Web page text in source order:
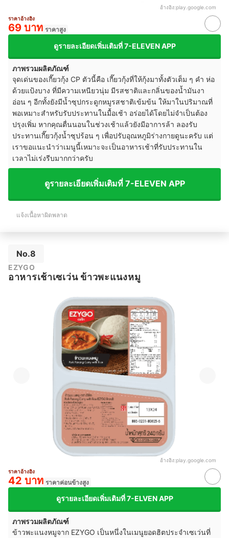
อ้างอิง:play.google.com
ราคาอ้างอิง
69 บาท ราคาสูง
ดูรายละเอียดเพิ่มเติมที่ 7-ELEVEN APP
ภาพรวมผลิตภัณฑ์
จุดเด่นของเกี๊ยวกุ้ง CP ตัวนี้คือ เกี๊ยวกุ้งที่ให้กุ้งมาทั้งตัวเต็ม ๆ คำ ห่อ
ด้วยแป้งบาง ที่มีความเหนียวนุ่ม มีรสชาติและกลิ่นของน้ำมันงา
อ่อน ๆ อีกทั้งยังมีน้ำซุปกระดูกหมูรสชาติเข้มข้น ให้มาในปริมาณที่
พอเหมาะสำหรับรับประทานในมื้อเช้า อร่อยได้โดยไม่จำเป็นต้อง
ปรุงเพิ่ม หากคุณตื่นนอนในช่วงเช้าแล้วยังมีอาการล้า ลองรับ
ประทานเกี๊ยวกุ้งน้ำซุปร้อน ๆ เพื่อปรับอุณหภูมิร่างกายดูนะครับ แต่
เราขอแนะนำว่าเมนูนี้เหมาะจะเป็นอาหารเช้าที่รับประทานใน
เวลาไม่เร่งรีบมากกว่าครับ
ดูรายละเอียดเพิ่มเติมที่ 7-ELEVEN APP
แจ้งเนื้อหาผิดพลาด
No.8
EZYGO
อาหารเช้าเซเว่น ข้าวพะแนงหมู
อ้างอิง:play.google.com
ราคาอ้างอิง
42 บาท ราคาค่อนข้างสูง
ดูรายละเอียดเพิ่มเติมที่ 7-ELVEN APP
ภาพรวมผลิตภัณฑ์
ข้าวพะแนงหมูจาก EZYGO เป็นหนึ่งในเมนูยอดฮิตประจำเซเว่นที่